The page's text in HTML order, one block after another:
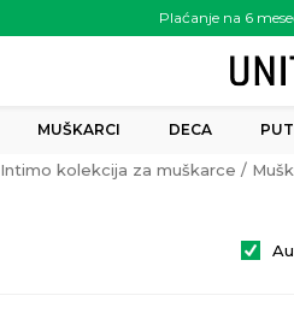
Plaćanje na 6
MUŠKARCI DECA
Intimo kolekcija za muškarce